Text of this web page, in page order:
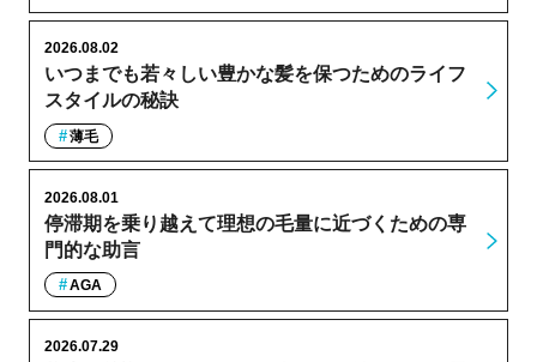
いつまでも若々しい豊かな髪を保つためのライフ
スタイルの秘訣
2026.08.02
薄毛
停滞期を乗り越えて理想の毛量に近づくための専
門的な助言
2026.08.01
AGA
2026.07.29